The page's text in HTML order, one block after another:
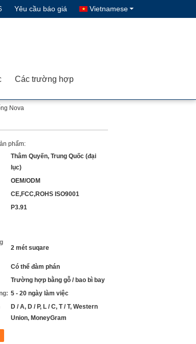
Yêu cầu báo giá Vietnamese
Các trường hợp
Nova
phẩm:
Thâm Quyến, Trung Quốc (đại
lục)
OEM/ODM
CE,FCC,ROHS ISO9001
P3.91
2 mét suqare
Có thể đàm phán
Trường hợp bằng gỗ / bao bì bay
5 - 20 ngày làm việc
D / A, D / P, L / C, T / T, Western
Union, MoneyGram